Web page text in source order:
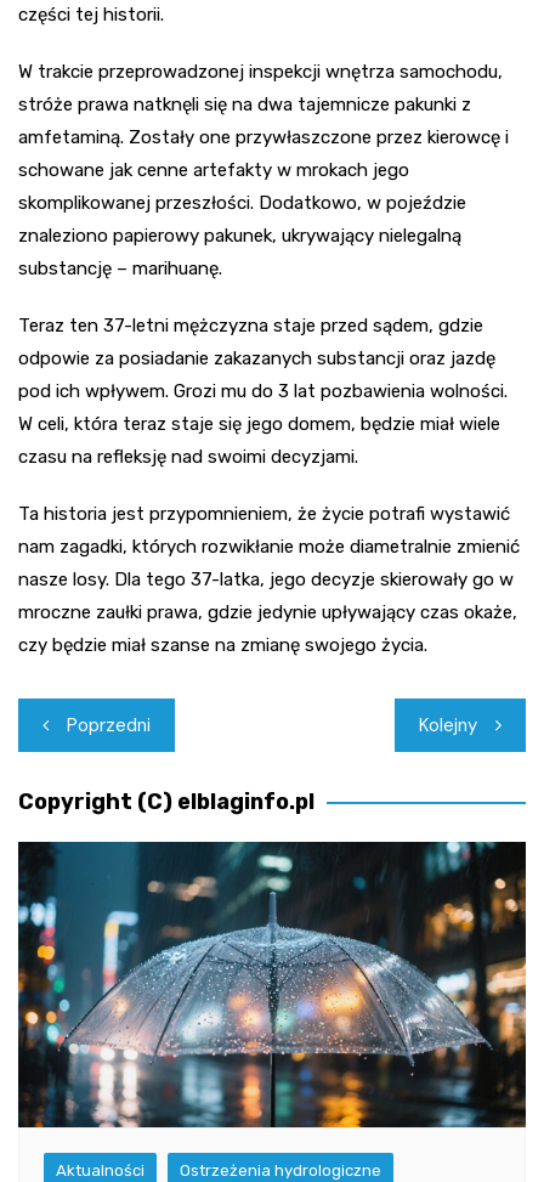
części tej historii.
W trakcie przeprowadzonej inspekcji wnętrza samochodu,
stróże prawa natknęli się na dwa tajemnicze pakunki z
amfetaminą. Zostały one przywłaszczone przez kierowcę i
schowane jak cenne artefakty w mrokach jego
skomplikowanej przeszłości. Dodatkowo, w pojeździe
znaleziono papierowy pakunek, ukrywający nielegalną
substancję – marihuanę.
Teraz ten 37-letni mężczyzna staje przed sądem, gdzie
odpowie za posiadanie zakazanych substancji oraz jazdę
pod ich wpływem. Grozi mu do 3 lat pozbawienia wolności.
W celi, która teraz staje się jego domem, będzie miał wiele
czasu na refleksję nad swoimi decyzjami.
Ta historia jest przypomnieniem, że życie potrafi wystawić
nam zagadki, których rozwikłanie może diametralnie zmienić
nasze losy. Dla tego 37-latka, jego decyzje skierowały go w
mroczne zaułki prawa, gdzie jedynie upływający czas okaże,
czy będzie miał szanse na zmianę swojego życia.
Nawigacja
wpisu
Poprzedni Kolejny
Copyright (C) elblaginfo.pl
Aktualności Ostrzeżenia hydrologiczne